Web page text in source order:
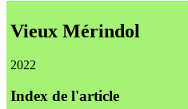
Vieux Mérindol
2022
Index de l'article